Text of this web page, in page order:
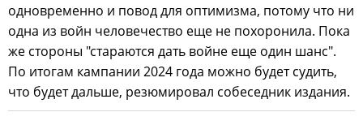
одновременно и повод для оптимизма, потому что ни
одна из войн человечество еще не похоронила. Пока
же стороны "стараются дать войне еще один шанс".
По итогам кампании 2024 года можно будет судить,
что будет дальше, резюмировал собеседник издания.